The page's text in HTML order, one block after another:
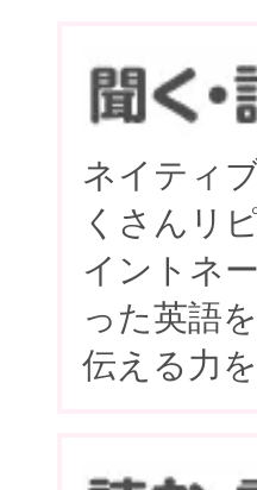
ネイティ
くさんリ
イントネ
った英語
伝える力